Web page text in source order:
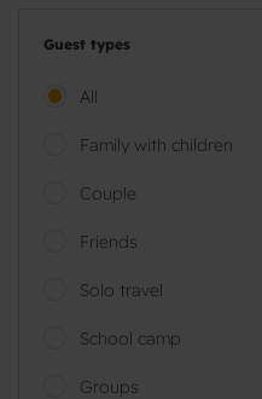
Guest types
All
Family with children
Couple
Friends
Solo travel
School camp
Groups